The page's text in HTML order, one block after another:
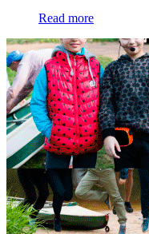
Read more